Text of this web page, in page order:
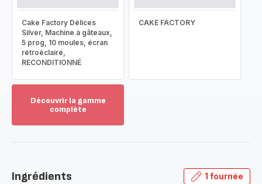
Cake Factory Délices
Silver, Machine à gâteaux,
5 prog, 10 moules, écran
rétroéclairé,
RECONDITIONNÉ
CAKE FACTORY
Découvrir la gamme
complète
gamme
Ingrédients 1 fournée